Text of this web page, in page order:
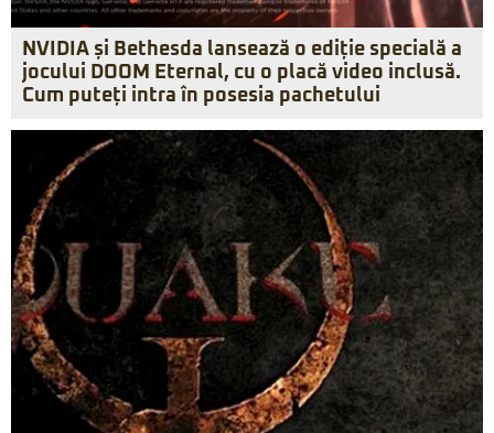
NVIDIA și Bethesda lansează o ediție specială a
jocului DOOM Eternal, cu o placă video inclusă.
Cum puteți intra în posesia pachetului